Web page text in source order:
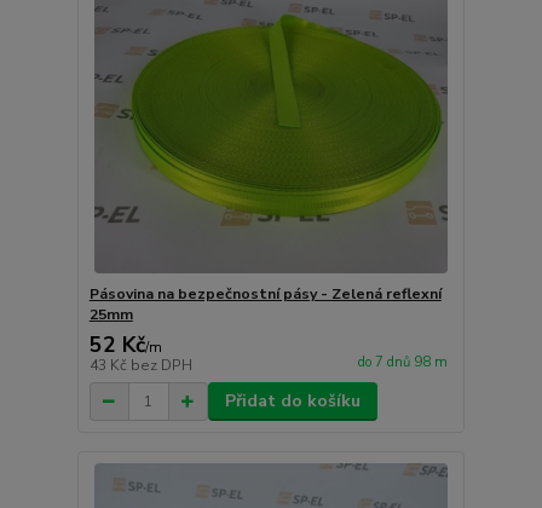
Pásovina na bezpečnostní pásy - Zelená reflexní
25mm
52 Kč/m
43 Kč bez DPH do 7 dnů 98 m
Přidat do košíku